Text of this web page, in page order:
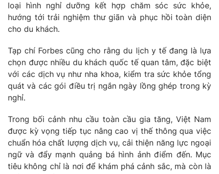
® Cấm sao chép dưới mọi hình thức nếu không có sự chấp
thuận bằng văn bản. Ghi rõ nguồn VTV.vn khi phát hành lại
thông tin từ website này.
loại hình nghỉ dưỡng kết hợp chăm sóc sức khỏe,
hướng tới trải nghiệm thư giãn và phục hồi toàn diện
cho du khách.
Tạp chí Forbes cũng cho rằng du lịch y tế đang là lựa
chọn được nhiều du khách quốc tế quan tâm, đặc biệt
với các dịch vụ như nha khoa, kiểm tra sức khỏe tổng
quát và các gói điều trị ngắn ngày lồng ghép trong kỳ
nghỉ.
Trong bối cảnh nhu cầu toàn cầu gia tăng, Việt Nam
được kỳ vọng tiếp tục nâng cao vị thế thông qua việc
chuẩn hóa chất lượng dịch vụ, cải thiện năng lực ngoại
ngữ và đẩy mạnh quảng bá hình ảnh điểm đến. Mục
tiêu không chỉ là nơi để khám phá cảnh sắc, mà còn là